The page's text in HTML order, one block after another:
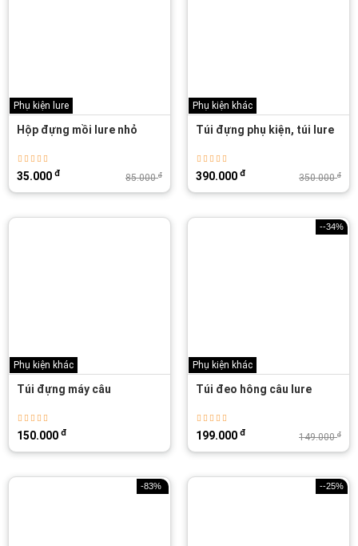
Phụ kiện lure
Hộp đựng mồi lure nhỏ
85.000đ
35.000 đ
Phụ kiện khác
Túi đựng phụ kiện, túi lure
350.000đ
390.000 đ
Phụ kiện khác
Túi đựng máy câu
150.000 đ
--34%
Phụ kiện khác
Túi đeo hông câu lure
149.000đ
199.000 đ
-83% --25%